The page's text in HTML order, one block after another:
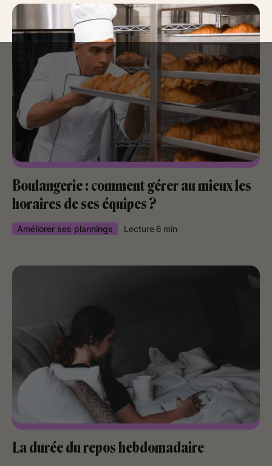
Boulangerie : comment gérer au mieux les
horaires de ses équipes ?
Améliorer ses plannings Lecture 6 min
La durée du repos hebdomadaire